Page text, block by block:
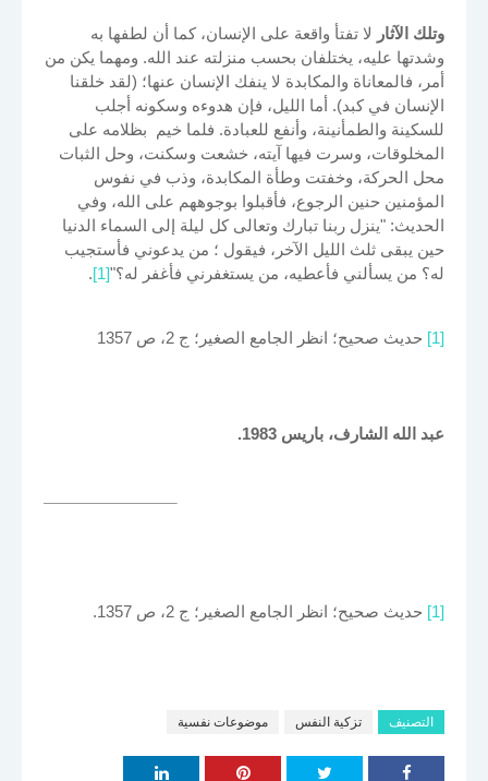
وتلك الآثار لا تفتأ واقعة على الإنسان، كما أن لطفها به
وشدتها عليه، يختلفان بحسب منزلته عند الله. ومهما يكن من
أمر، فالمعاناة والمكابدة لا ينفك الإنسان عنها؛ (لقد خلقنا
الإنسان في كبد). أما الليل، فإن هدوءه وسكونه أجلب
للسكينة والطمأنينة، وأنفع للعبادة. فلما خيم بظلامه على
المخلوقات، وسرت فيها آيته، خشعت وسكنت، وحل الثبات
محل الحركة، وخفتت وطأة المكابدة، وذب في نفوس
المؤمنين حنين الرجوع، فأقبلوا بوجوههم على الله، وفي
الحديث: "ينزل ربنا تبارك وتعالى كل ليلة إلى السماء الدنيا
حين يبقى ثلث الليل الآخر، فيقول ؛ من يدعوني فأستجيب
له؟ من يسألني فأعطيه، من يستغفرني فأغفر له؟"[1]
.
[1] حديث صحيح؛ انظر الجامع الصغير؛ ج 2، ص 1357
عبد الله الشارف، باريس 1983.
[1] حديث صحيح؛ انظر الجامع الصغير؛ ج 2، ص 1357.
التصنيف تزكية النفس موضوعات نفسية